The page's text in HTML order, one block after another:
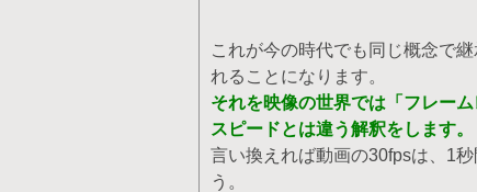
これが今の時代でも同じ概念で
れることになります。
それを映像の世界では「フレー
スピードとは違う解釈をします。
言い換えれば動画の30fpsは、1
う。